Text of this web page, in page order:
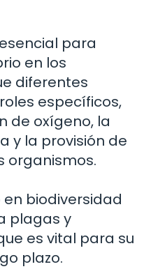
para
en los
diferentes
específicos,
de oxígeno, la
y la provisión de
organismos.
biodiversidad
plagas y
es vital para su
plazo.